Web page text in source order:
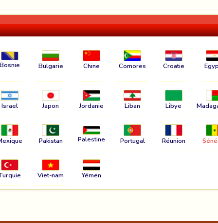
Bosnie Bulgarie Chine Comores Croatie
Israel Japon Jordanie Liban Libye
Pakistan Palestine Portugal Réunion
Viet-nam Yémen